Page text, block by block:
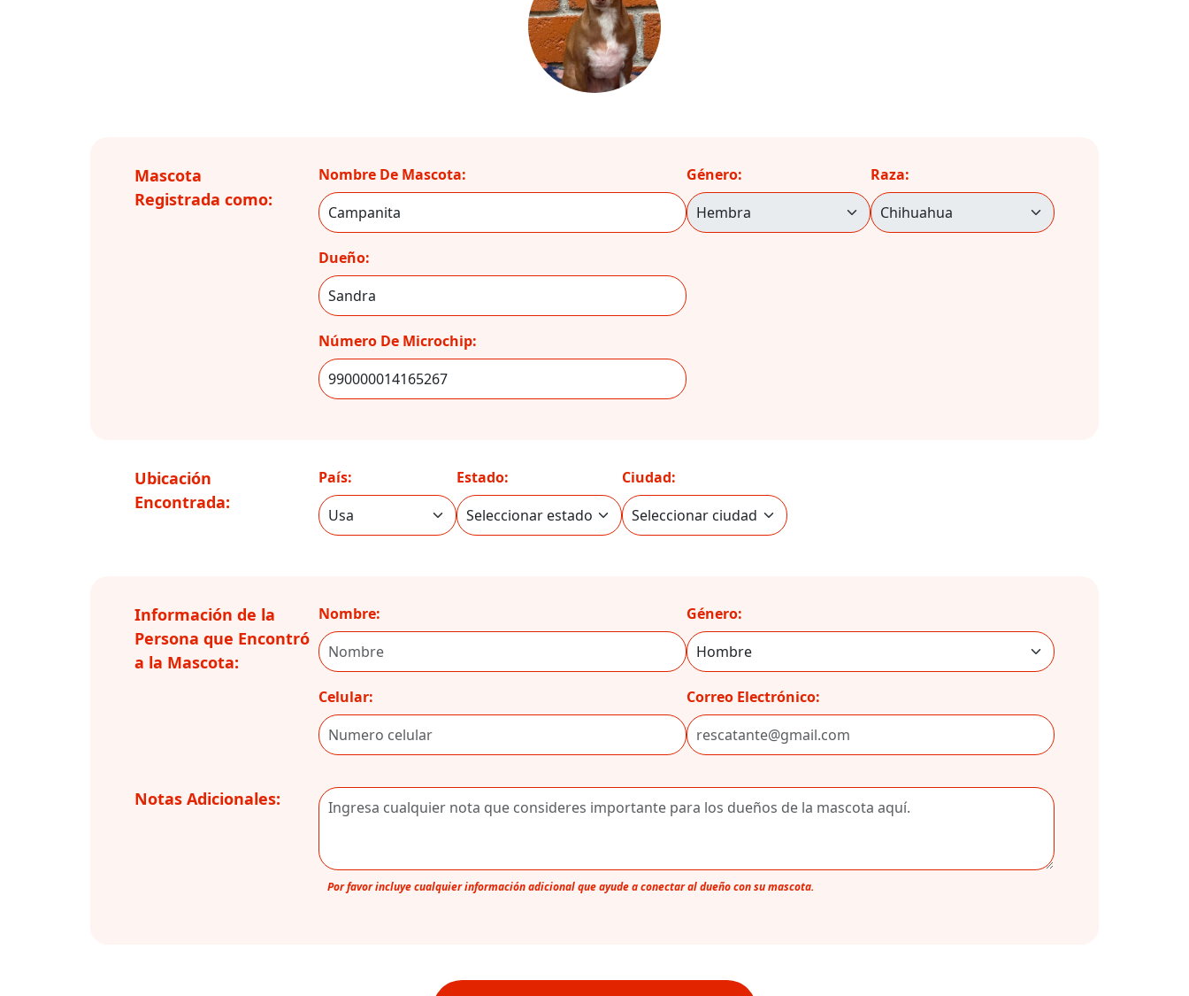
Mascota
Registrada como:
Nombre De Mascota:
Dueño:
Número De Microchip:
Género: Raza:
Ubicación
Encontrada:
País: Estado: Ciudad:
Información de la
Persona que Encontró
a la Mascota:
Nombre:
Celular:
Género:
Correo Electrónico:
Notas Adicionales:
Por favor incluye cualquier información adicional que ayude a conectar al dueño con su mascota.